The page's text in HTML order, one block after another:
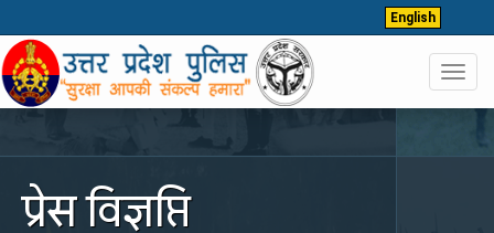
English
प्रेस विज्ञप्ति